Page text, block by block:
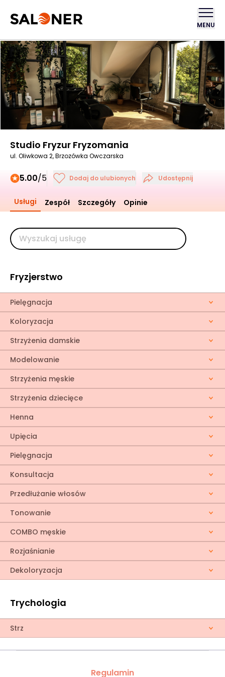
MENU
Studio Fryzur Fryzomania
ul. Oliwkowa 2, Brzozówka Owczarska
5.00/5 Dodaj do ulubionych Udostępnij
Usługi Zespół Szczegóły Opinie
Fryzjerstwo
Pielęgnacja
Koloryzacja
Strzyżenia damskie
Modelowanie
Strzyżenia męskie
Strzyżenia dziecięce
Henna
Upięcia
Pielęgnacja
Konsultacja
Przedłużanie włosów
Tonowanie
COMBO męskie
Rozjaśnianie
Dekoloryzacja
Trychologia
Strz
Regulamin